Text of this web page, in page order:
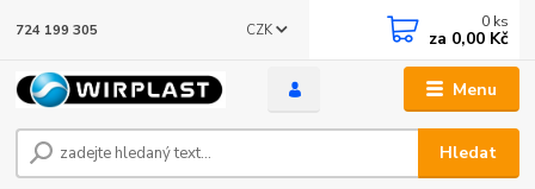
Menu
CZK
Hledat
724 199 305 0 ks
za 0,00 Kč